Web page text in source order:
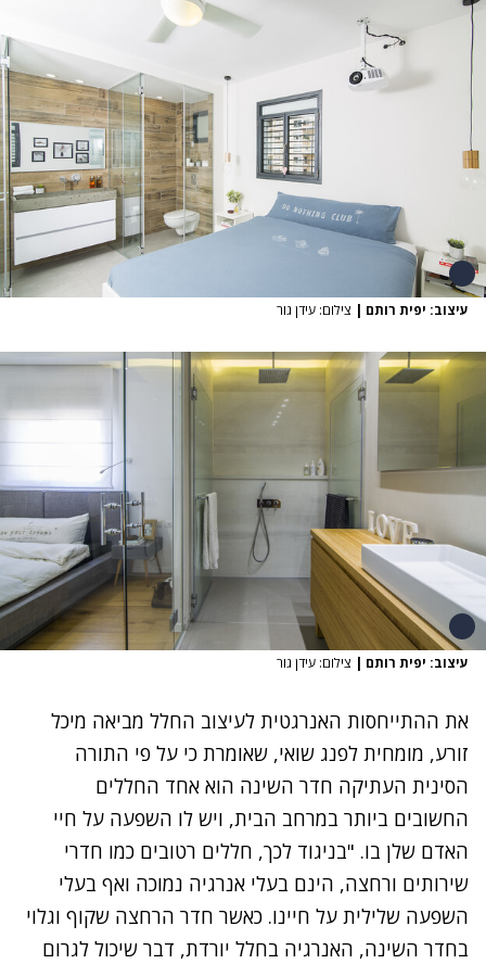
עיצוב: יפית רותם | צילום: עידן גור
עיצוב: יפית רותם | צילום: עידן גור
את ההתייחסות האנרגטית לעיצוב החלל מביאה מיכל
זורע, מומחית לפנג שואי, שאומרת כי על פי התורה
הסינית העתיקה חדר השינה הוא אחד החללים
החשובים ביותר במרחב הבית, ויש לו השפעה על חיי
האדם שלן בו. "בניגוד לכך, חללים רטובים כמו חדרי
שירותים ורחצה, הינם בעלי אנרגיה נמוכה ואף בעלי
השפעה שלילית על חיינו. כאשר חדר הרחצה שקוף וגלוי
בחדר השינה, האנרגיה בחלל יורדת, דבר שיכול לגרום